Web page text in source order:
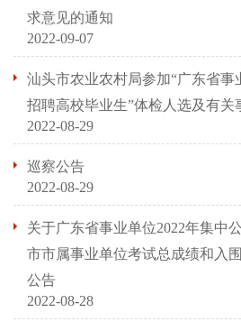
求意见的通知
2022-09-07
汕头市农业农村局参加“广东省事
招聘高校毕业生”体检人选及有关
2022-08-29
巡察公告
2022-08-29
关于广东省事业单位2022年集中
市市属事业单位考试总成绩和入
公告
2022-08-28